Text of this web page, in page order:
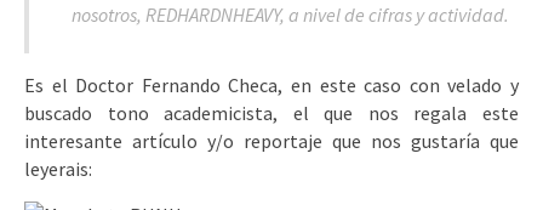
nosotros, REDHARDNHEAVY, a nivel de cifras y actividad.
Es el Doctor Fernando Checa, en este caso con velado y
buscado tono academicista, el que nos regala este
interesante artículo y/o reportaje que nos gustaría que
leyerais: